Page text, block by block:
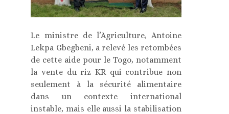
Le ministre de l’Agriculture, Antoine
Lekpa Gbegbeni, a relevé les retombées
de cette aide pour le Togo, notamment
la vente du riz KR qui contribue non
seulement à la sécurité alimentaire
dans un contexte international
instable, mais elle aussi la stabilisation